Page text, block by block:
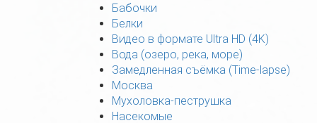
Бабочки
Белки
Видео в формате Ultra HD (4K)
Вода (озеро, река, море)
Замедленная съёмка (Time-lapse)
Москва
Мухоловка-пеструшка
Насекомые